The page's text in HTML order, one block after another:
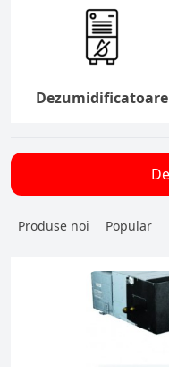
Dezumidificatoare
Produse noi Popular